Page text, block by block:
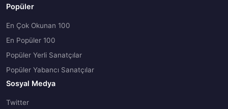
Popüler
En Çok Okunan 100
En Popüler 100
Popüler Yerli Sanatçılar
Popüler Yabancı Sanatçılar
Sosyal Medya
Twitter